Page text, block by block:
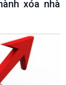
xóa nhà